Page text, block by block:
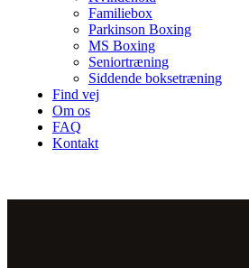
Familiebox
Parkinson Boxing
MS Boxing
Seniortræning
Siddende boksetræning
Find vej
Om os
FAQ
Kontakt